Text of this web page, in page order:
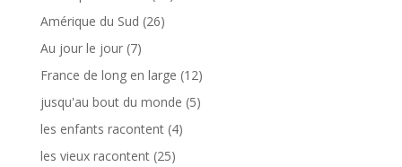
Amérique du Sud (26)
Au jour le jour(7)
France de long en large (12)
jusqu'au bout du monde (5)
les enfants racontent(4)
les vieux racontent(25)